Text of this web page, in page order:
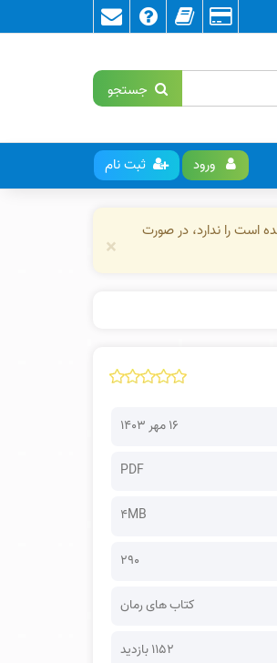
جستجو
ورود ثبت نام
است را ندارد، در صورت
×
۱۶ مهر ۱۴۰۳
PDF
4MB
290
کتاب های رمان
1152 بازدید